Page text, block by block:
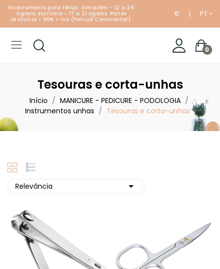
Encerramento para férias: Armazém - 12 a 24
Agosto; Escritório - 17 a 21 Agosto. Portes
Gratuitos > 80€ + IVA (Portual Continental).
€ PT
0
Tesouras e corta-unhas
Início
MANICURE - PEDICURE - PODOLOGIA
Instrumentos unhas
Tesouras e corta-unhas
Relevância 